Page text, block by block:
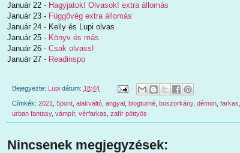
Január 22 - Hagyjatok! Olvasok! extra állomás
Január 23 - Függővég extra állomás
Január 24 - Kelly és Lupi olvas
Január 25 - Könyv és más
Január 26 - Csak olvass!
Január 27 - Readinspo
Bejegyezte: Lupi dátum: 18:44
Címkék: 2021 5pont alakváltó angyal blogturné boszorkány, démon farkas
urban fantasy, vámpír, vérfarkas zafír pöttyös
Nincsenek megjegyzések: